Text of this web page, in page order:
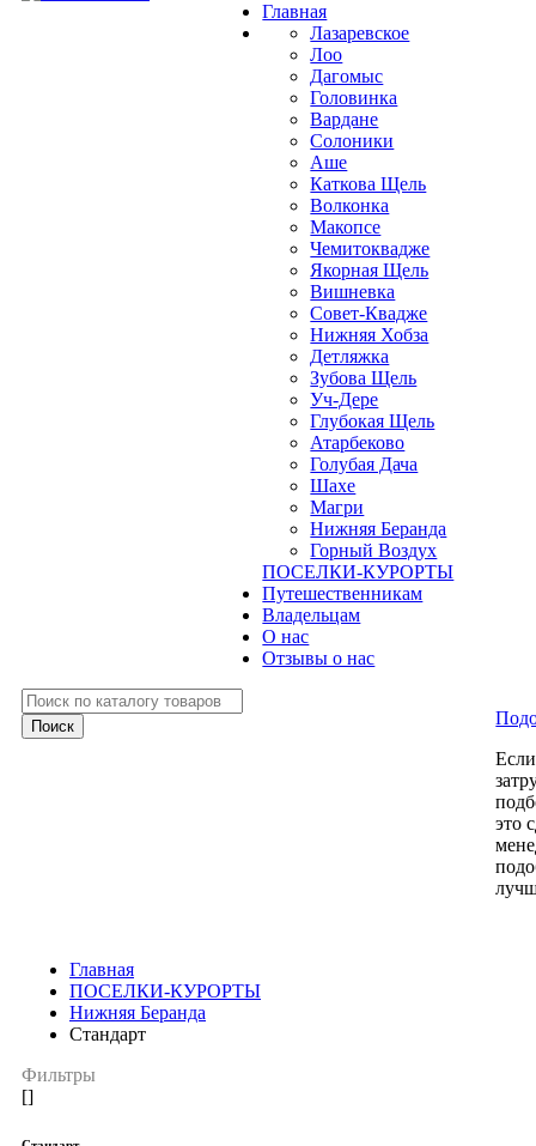
Главная
Лазаревское
Лоо
Дагомыс
Головинка
Вардане
Солоники
Аше
Каткова Щель
Волконка
Макопсе
Чемитоквадже
Якорная Щель
Вишневка
Совет-Квадже
Нижняя Хобза
Детляжка
Зубова Щель
Уч-Дере
Глубокая Щель
Атарбеково
Голубая Дача
Шахе
Магри
Нижняя Беранда
Горный Воздух
ПОСЕЛКИ-КУРОРТЫ
Путешественникам
Владельцам
О нас
Отзывы о нас
это
Главная
ПОСЕЛКИ-КУРОРТЫ
Нижняя Беранда
Стандарт
Фильтры
[]